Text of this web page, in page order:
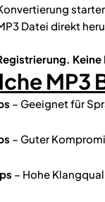
Datei direkt
MP3
– Geeignet für
– Guter
– Hohe